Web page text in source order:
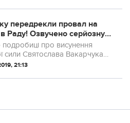
передрекли провал на
Раду! Озвучено серйозну
про висунення
сили Святослава Вакарчука
вибори Як повідомляє
гурту «Океан Ельзи» вже
21:13